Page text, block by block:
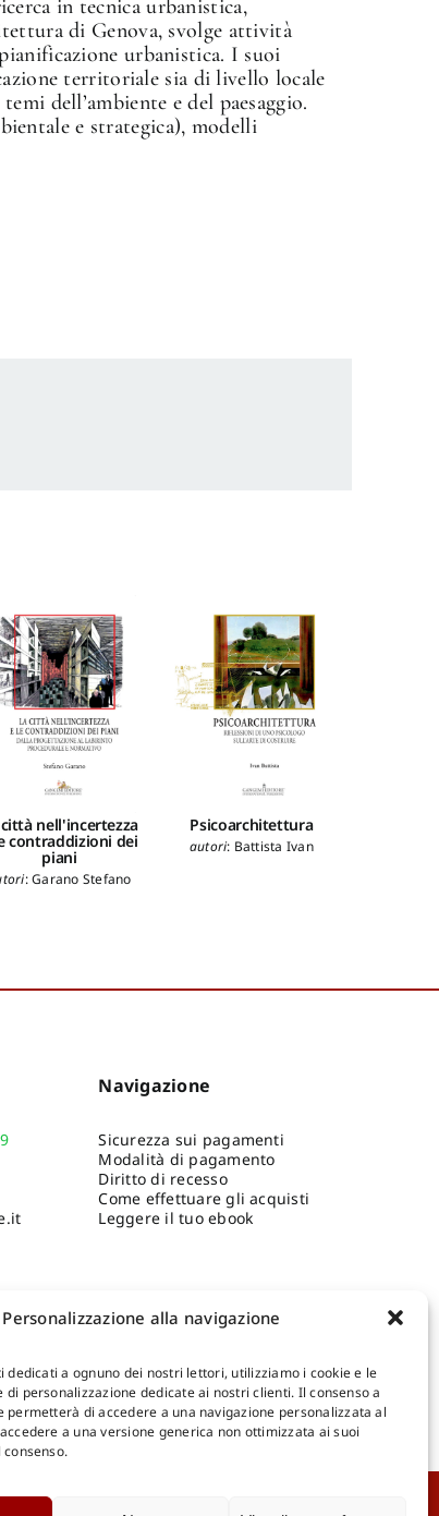
Personalizzazione alla navigazione
dedicati a ognuno dei nostri lettori, utilizziamo i cookie e le
di personalizzazione dedicate ai nostri clienti. Il consenso a
permetterà di accedere a una navigazione personalizzata al
a una versione generica non ottimizzata ai suoi
in tecnica urbanistica,
di Genova, svolge attività
urbanistica. I suoi
territoriale sia di livello locale
dell’ambiente e del paesaggio.
e strategica), modelli
città nell'incertezza
contraddizioni dei
piani
:Garano Stefano
Psicoarchitettura
autori: Battista Ivan
Navigazione
Sicurezza sui pagamenti
Modalità di pagamento
Diritto di recesso
Come effettuare gli acquisti
Leggere il tuo ebook
Shop Gangemi Editore-Pagamenti Sicuri e anche Rateali